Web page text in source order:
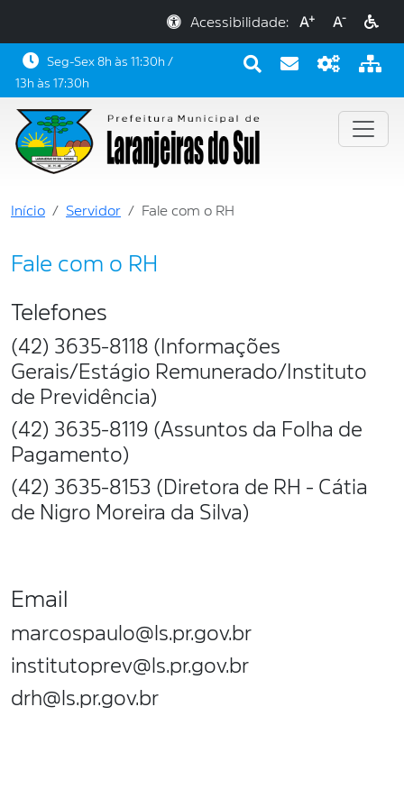
Acessibilidade: A+ A-
Seg-Sex 8h às 11:30h /
13h às 17:30h
Início Servidor Fale com o RH
Fale com o RH
Telefones
(42) 3635-8118 (Informações
Gerais/Estágio Remunerado/Instituto
de Previdência)
(42) 3635-8119 (Assuntos da Folha de
Pagamento)
(42) 3635-8153 (Diretora de RH - Cátia
de Nigro Moreira da Silva)
Email
marcospaulo@ls.pr.gov.br
institutoprev@ls.pr.gov.br
drh@ls.pr.gov.br